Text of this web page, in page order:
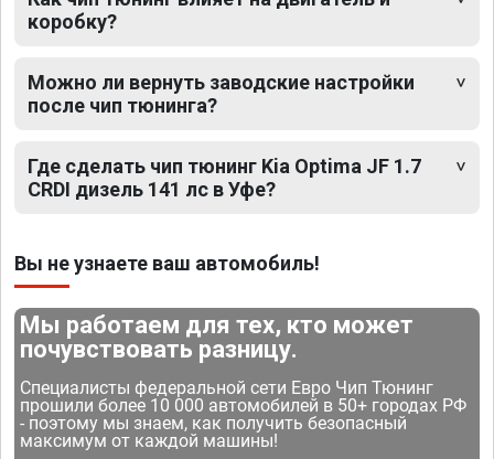
коробку?
Можно ли вернуть заводские настройки
после чип тюнинга?
Где сделать чип тюнинг Kia Optima JF 1.7
CRDI дизель 141 лс в Уфе?
Вы не узнаете ваш автомобиль!
Мы работаем для тех, кто может
почувствовать разницу.
Специалисты федеральной сети Евро Чип Тюнинг
прошили более 10 000 автомобилей в 50+ городах РФ
- поэтому мы знаем, как получить безопасный
максимум от каждой машины!